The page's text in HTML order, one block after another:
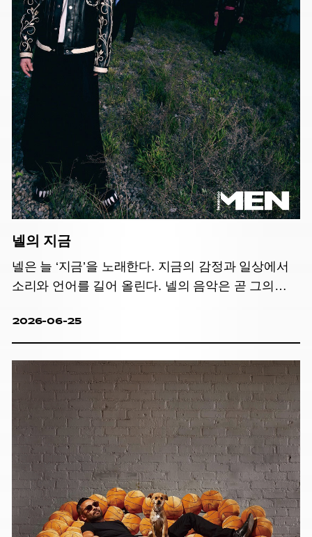
넬의 지금
넬은 늘 ‘지금’을 노래한다. 지금의 감정과 일상에서
소리와 언어를 길어 올린다. 넬의 음악은 곧 그의
2026-06-25